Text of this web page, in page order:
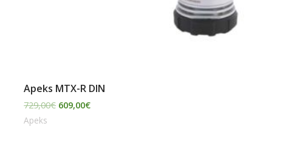
Apeks MTX-R DIN
729,00€ 609,00€
Apeks